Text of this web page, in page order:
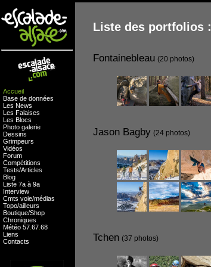
Accueil
Base de données
Les News
Les Falaises
Les Blocs
Photo galerie
Dessins
Grimpeurs
Vidéos
Forum
Compétitions
Tests/Articles
Blog
Liste 7a à 9a
Interview
Cmts voie/médias
Topo/ailleurs
Boutique/Shop
Chroniques
Météo 57 67 68
Liens
Contacts
Liste des portfolios :
Fontainebleau (20 photos)
Jason Bagby (24 photos)
Tchen (37 photos)